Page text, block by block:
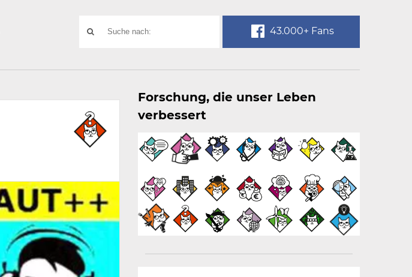
SUCHE
43.000+ Fans
Forschung, die unser Leben
verbessert